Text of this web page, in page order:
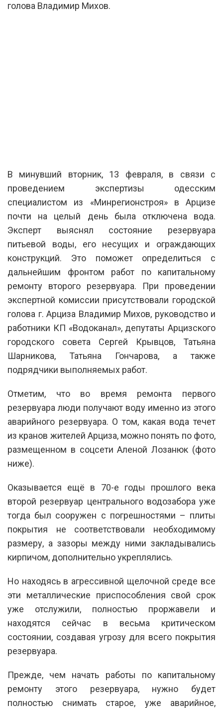
голова Владимир Михов.
В минувший вторник, 13 февраля, в связи с
проведением экспертизы одесским
специалистом из «Минрегионстроя» в Арцизе
почти на целый день была отключена вода.
Эксперт выяснял состояние резервуара
питьевой воды, его несущих и ограждающих
конструкций. Это поможет определиться с
дальнейшим фронтом работ по капитальному
ремонту второго резервуара. При проведении
экспертной комиссии присутствовали городской
голова г. Арциза Владимир Михов, руководство и
работники КП «Водоканал», депутаты Арцизского
городского совета Сергей Крывцов, Татьяна
Шарникова, Татьяна Гончарова, а также
подрядчики выполняемых работ.
Отметим, что во время ремонта первого
резервуара люди получают воду именно из этого
аварийного резервуара. О том, какая вода течет
из кранов жителей Арциза, можно понять по фото,
размещенном в соцсети Аленой Лозанюк (фото
ниже).
Оказывается ещё в 70-е годы прошлого века
второй резервуар центрального водозабора уже
тогда был сооружен с погрешностями – плиты
покрытия не соответствовали необходимому
размеру, а зазоры между ними закладывались
кирпичом, дополнительно укреплялись.
Но находясь в агрессивной щелочной среде все
эти металлические приспособления свой срок
уже отслужили, полностью проржавели и
находятся сейчас в весьма критическом
состоянии, создавая угрозу для всего покрытия
резервуара.
Прежде, чем начать работы по капитальному
ремонту этого резервуара, нужно будет
полностью снимать старое, уже аварийное,